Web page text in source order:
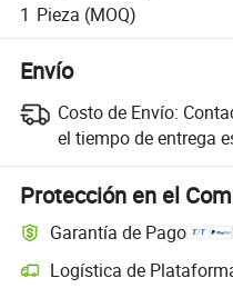
1 Pieza (MOQ)
Envío
Costo de Envío:
el tiempo de entrega
Protección en el
Garantía de Pago
Logística de